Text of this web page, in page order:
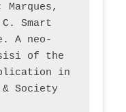
Smart
A neo-
of the
in
Society